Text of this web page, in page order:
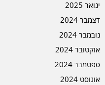
ינואר 2025
דצמבר 2024
נובמבר 2024
אוקטובר 2024
ספטמבר 2024
אוגוסט 2024